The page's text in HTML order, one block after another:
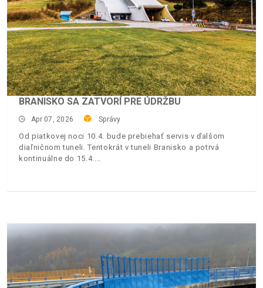
BRANISKO SA ZATVORÍ PRE ÚDRŽBU
Apr 07, 2026 Správy
Od piatkovej noci 10.4. bude prebiehať servis v ďalšom
diaľničnom tuneli. Tentokrát v tuneli Branisko a potrvá
kontinuálne do 15.4.